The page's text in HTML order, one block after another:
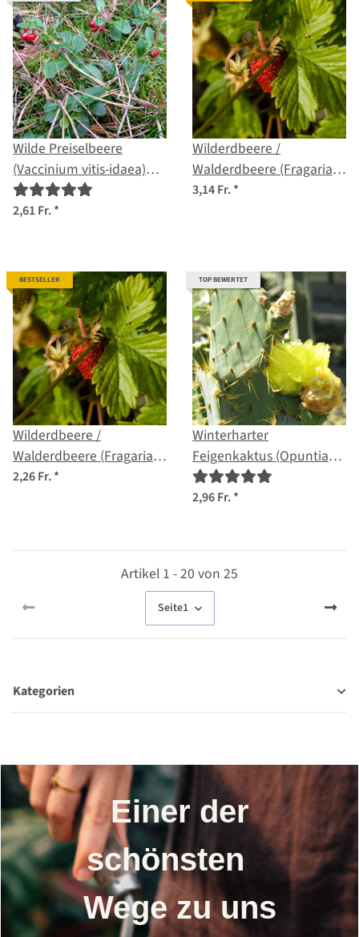
Wilde Preiselbeere
(Vaccinium vitis-idaea)
Bio Saatgut
2,61 Fr.*
Wilderdbeere /
Walderdbeere (Fragaria
vesca) Bio Saatgut
3,14 Fr.*
BESTSELLER
Wilderdbeere /
Walderdbeere (Fragaria
vesca) Samen
2,26 Fr.*
TOP BEWERTET
Winterharter
Feigenkaktus (Opuntia
phaeacantha) Samen
2,96 Fr.*
Artikel 1 - 20 von 25
Seite1
Kategorien
Einer der
schönsten
Wege zu uns